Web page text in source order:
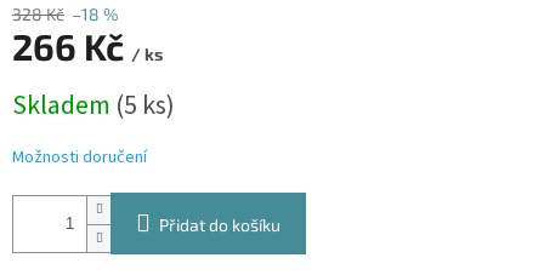
328 Kč –18 %
266 Kč / ks
cena:
Skladem (5 ks)
Možnosti doručení
Přidat do košíku